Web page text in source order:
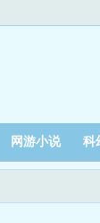
网游小说 科